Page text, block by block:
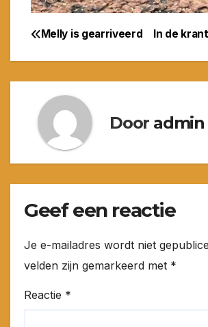
Bericht
navigatie
In de
Melly is gearriveerd
Door admin
Geef een reactie
Je e-mailadres wordt niet
velden zijn gemarkeerd met *
Reactie *